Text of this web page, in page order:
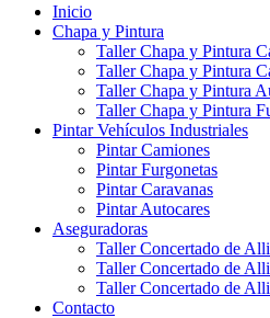
Inicio
Chapa y Pintura
Taller Chapa y Pintura
Taller Chapa y Pintura
Taller Chapa y Pintura
Taller Chapa y Pintura
Pintar Vehículos Industriales
Pintar Camiones
Pintar Furgonetas
Pintar Caravanas
Pintar Autocares
Aseguradoras
Taller Concertado de
Taller Concertado de
Taller Concertado de
Contacto